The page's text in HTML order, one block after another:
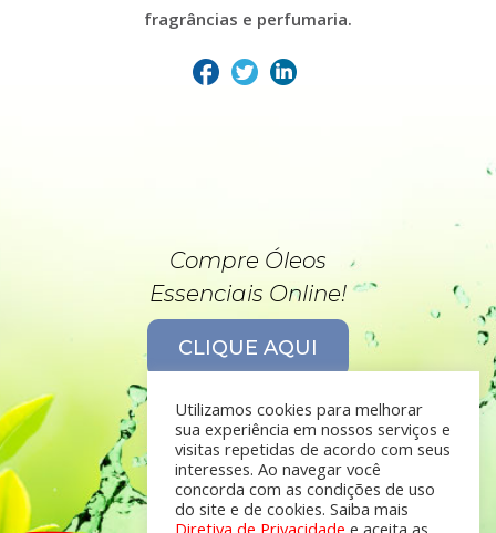
fragrâncias e perfumaria.
Compre Óleos
Essenciais Online!
CLIQUE AQUI
Utilizamos cookies para melhorar
sua experiência em nossos serviços e
visitas repetidas de acordo com seus
interesses. Ao navegar você
concorda com as condições de uso
do site e de cookies. Saiba mais
Diretiva de Privacidade e aceita as